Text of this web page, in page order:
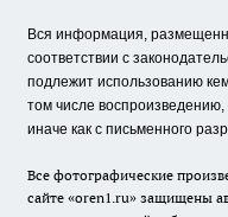
Вся информация,
соответствии с
подлежит использованию
том числе
иначе как с письменного
Все фотографические
сайте «oren1.ru» защищены